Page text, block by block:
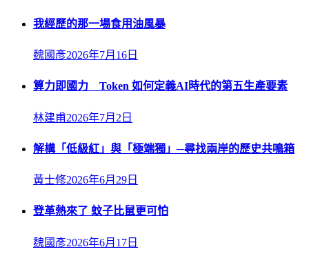
我經歷的那一場食用油風暴
魏國彥2026年7月16日
算力即國力 Token 如何定義AI時代的第五生產要素
林建甫2026年7月2日
解構「低級紅」與「極端獨」─尋找兩岸的歷史共鳴箱
黃士修2026年6月29日
登革熱來了 蚊子比鼠更可怕
魏國彥2026年6月17日